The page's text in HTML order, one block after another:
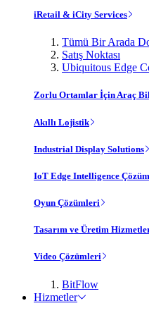
iRetail & iCity Services
Tümü Bir Arada
Satış Noktası
Ubiquitous Edge
Zorlu Ortamlar İçin Araç
Akıllı Lojistik
Industrial Display Solutions
IoT Edge Intelligence
Oyun Çözümleri
Tasarım ve Üretim
Video Çözümleri
BitFlow
Hizmetler